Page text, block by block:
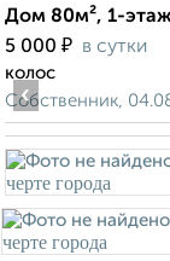
Дом 80м², 1-
5 000 ₽ в сутки
колос
Собственник,
‹